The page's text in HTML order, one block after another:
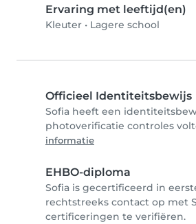
Ervaring met leeftijd(en)
Kleuter • Lagere school
Officieel Identiteitsbewijs
Sofia heeft een
photoverificatie controles
informatie
EHBO-diploma
Sofia is gecertificeerd in
rechtstreeks contact op met
certificeringen te verifiëren.